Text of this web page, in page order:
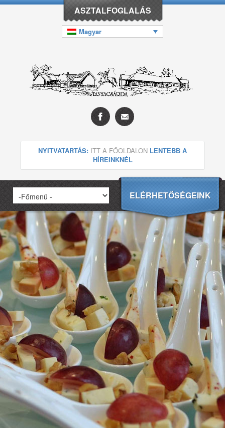
ASZTALFOGLALÁS
Magyar
NYITVATARTÁS: ITT A FŐOLDALON LENTEBB A
HÍREINKNÉL
ELÉRHETŐSÉGEINK